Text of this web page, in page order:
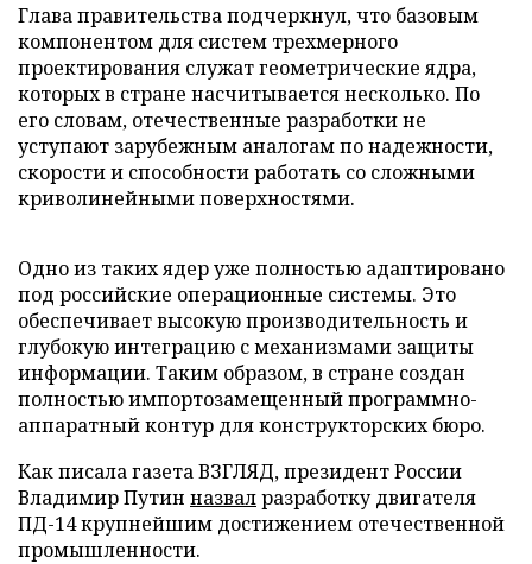
Глава правительства подчеркнул, что базовым
компонентом для систем трехмерного
проектирования служат геометрические ядра,
которых в стране насчитывается несколько. По
его словам, отечественные разработки не
уступают зарубежным аналогам по надежности,
скорости и способности работать со сложными
криволинейными поверхностями.
Одно из таких ядер уже полностью адаптировано
под российские операционные системы. Это
обеспечивает высокую производительность и
глубокую интеграцию с механизмами защиты
информации. Таким образом, в стране создан
полностью импортозамещенный программно-
аппаратный контур для конструкторских бюро.
Как писала газета ВЗГЛЯД, президент России
Владимир Путин назвалразработку двигателя
ПД-14 крупнейшим достижением отечественной
промышленности.